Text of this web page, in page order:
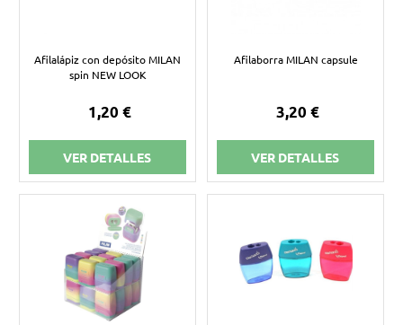
Afilalápiz con depósito MILAN
spin NEW LOOK
1,20 €
VER DETALLES
Afilaborra MILAN capsule
3,20 €
VER DETALLES